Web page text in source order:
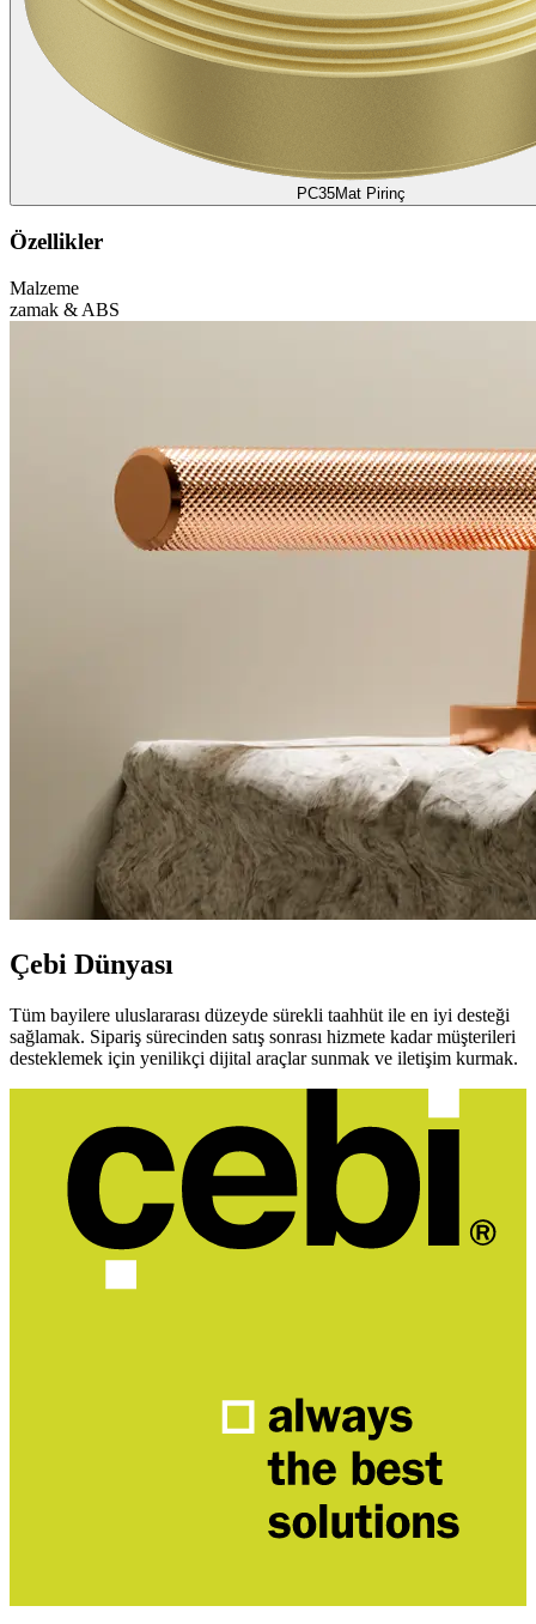
PC35Mat Pirinç
Özellikler
Malzeme
zamak & ABS
Çebi Dünyası
Tüm bayilere uluslararası düzeyde sürekli taahhüt ile en iyi desteği
sağlamak. Sipariş sürecinden satış sonrası hizmete kadar müşterileri
desteklemek için yenilikçi dijital araçlar sunmak ve iletişim kurmak.